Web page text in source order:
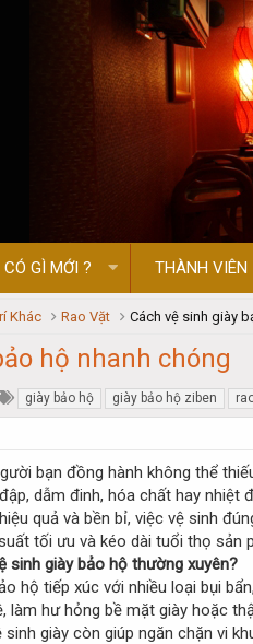
CÓ GÌ MỚI ? THÀNH VIÊN
Khác Rao Vặt Cách vệ sinh giày
hộ nhanh chóng
giày bảo hộ giày bảo hộ ziben
bạn đồng hành không thể
dẫm đinh, hóa chất hay
quả và bền bỉ, việc vệ sinh
tối ưu và kéo dài tuổi thọ sản
sinh giày bảo hộ thường xuyên?
hộ tiếp xúc với nhiều loại bụi
làm hư hỏng bề mặt giày hoặc
sinh giày còn giúp ngăn chặn vi